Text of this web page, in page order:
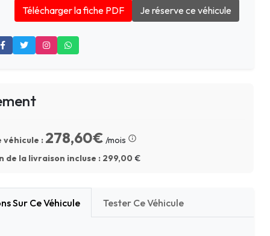
Télécharger la fiche PDF Je réserve ce véhicule
véhicule : 278,60€ /mois
de la livraison incluse : 299,00 €
Sur Ce Véhicule Tester Ce Véhicule